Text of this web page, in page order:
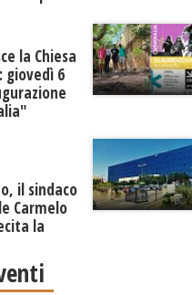
la Chiesa
giovedì 6
il sindaco
Carmelo
la